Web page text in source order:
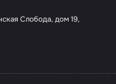
Слобода, дом 19,